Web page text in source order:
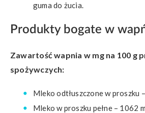
guma do żucia.
Produkty bogate w
Zawartość wapnia w mg na 100 g
spożywczych:
Mleko odtłuszczone w proszku
Mleko w proszku pełne – 1062